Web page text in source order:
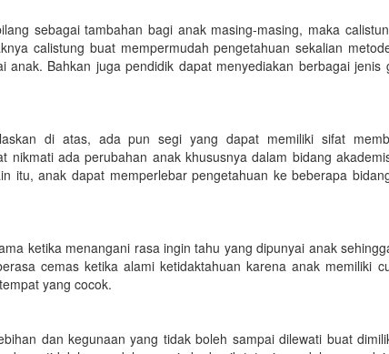
sebagai tambahan bagi anak masing-masing, maka
calistung buat mempermudah pengetahuan sekalian
Bahkan juga pendidik dapat menyediakan berbagai jenis
di atas, ada pun segi yang dapat memiliki sifat
nikmati ada perubahan anak khususnya dalam bidang
itu, anak dapat memperlebar pengetahuan ke beberapa
ketika menangani rasa ingin tahu yang dipunyai anak
cemas ketika alami ketidaktahuan karena anak memiliki
yang cocok.
dan kegunaan yang tidak boleh sampai dilewati buat